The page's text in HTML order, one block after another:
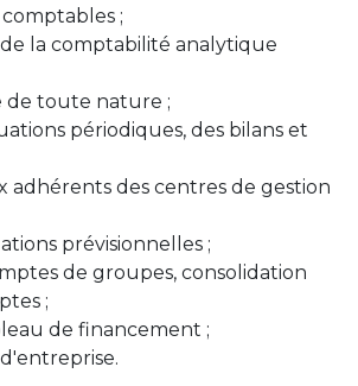
;
la comptabilité analytique
de toute nature ;
périodiques, des bilans et
adhérents des centres de gestion
prévisionnelles ;
de groupes, consolidation
;
de financement ;